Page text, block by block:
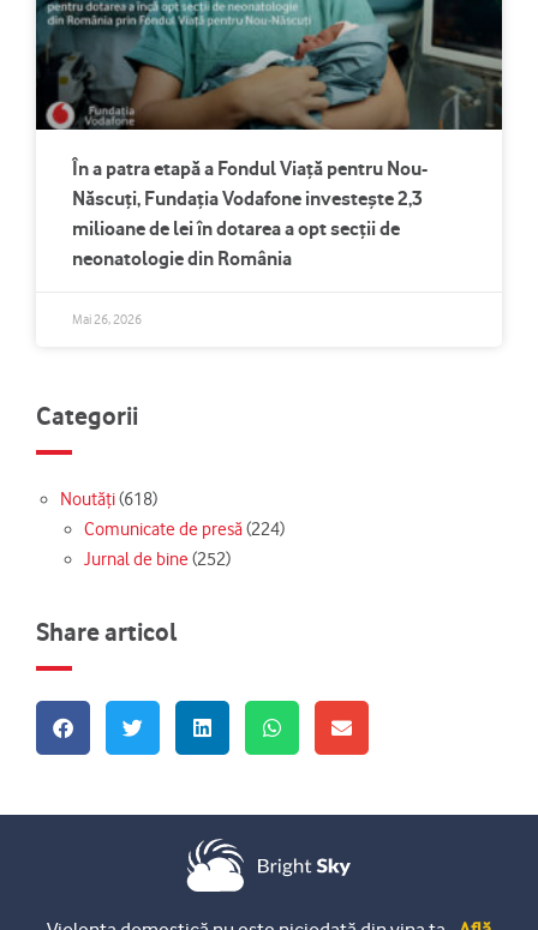
În a patra etapă a Fondul Viață pentru Nou-
Născuți, Fundația Vodafone investește 2,3
milioane de lei în dotarea a opt secții de
neonatologie din România
Mai 26, 2026
Categorii
Noutăți(618)
Comunicate de presă(224)
Jurnal de bine (252)
Share articol